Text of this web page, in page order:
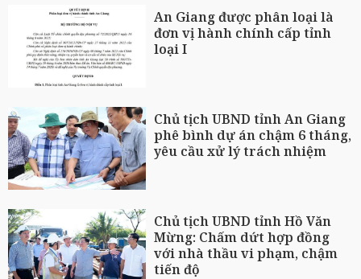
An Giang được phân loại là
đơn vị hành chính cấp tỉnh
loại I
Chủ tịch UBND tỉnh An Giang
phê bình dự án chậm 6 tháng,
yêu cầu xử lý trách nhiệm
Chủ tịch UBND tỉnh Hồ Văn
Mừng: Chấm dứt hợp đồng
với nhà thầu vi phạm, chậm
tiến độ